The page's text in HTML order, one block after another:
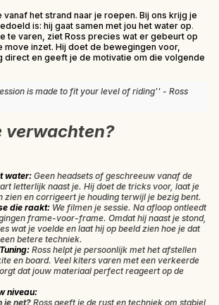
het strand naar je roepen. Bij ons krijg je
is: hij gaat samen met jou het water op.
te varen, ziet Ross precies wat er gebeurt op
move inzet. Hij doet de bewegingen voor,
direct en geeft je de motivatie om die volgende
is made to fit your level of riding'' - Ross
verwachten?
water:Geen headsets of geschreeuw vanaf de
letterlijk naast je. Hij doet de tricks voor, laat je
zien en corrigeert je houding terwijl je bezig bent.
die raakt: We filmen je sessie. Na afloop ontleedt
frame-voor-frame. Omdat hij naast je stond,
wat je voelde en laat hij op beeld zien hoe je dat
betere techniek.
Ross helpt je persoonlijk met het afstellen
en board. Veel kiters varen met een verkeerde
dat jouw materiaal perfect reageert op de
niveau:
je net? Ross geeft je de rust en techniek om stabiel